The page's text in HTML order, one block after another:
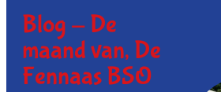
Blog -De
maand van, De
Fennaas BSO